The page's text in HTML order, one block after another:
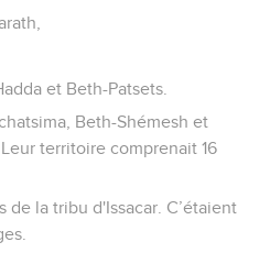
et Beth-Patsets.
Beth-Shémesh et
territoire comprenait 16
la tribu d'Issacar. C’étaient